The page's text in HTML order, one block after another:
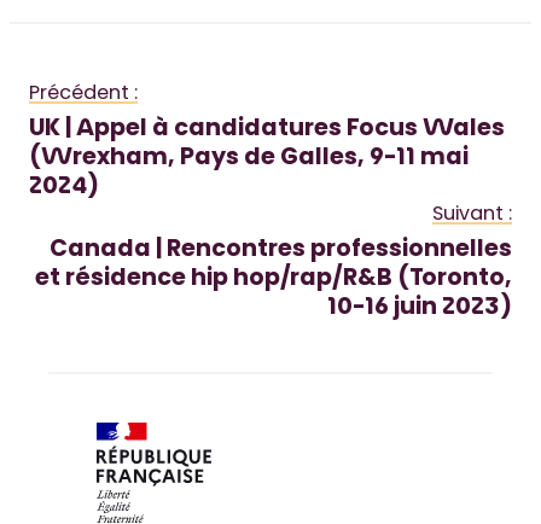
Précédent :
UK | Appel à candidatures Focus Wales
(Wrexham, Pays de Galles, 9-11 mai
2024)
Suivant :
Canada | Rencontres professionnelles
et résidence hip hop/rap/R&B (Toronto,
10-16 juin 2023)